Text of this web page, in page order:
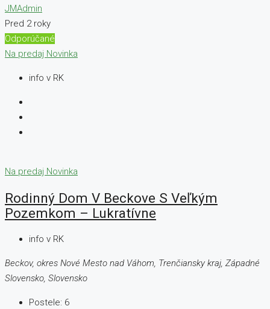
JMAdmin
Pred 2 roky
Odporúčané
Na predaj Novinka
info v RK
Na predaj Novinka
Rodinný Dom V Beckove S Veľkým
Pozemkom – Lukratívne
info v RK
Beckov, okres Nové Mesto nad Váhom, Trenčiansky kraj, Západné
Slovensko, Slovensko
Postele: 6